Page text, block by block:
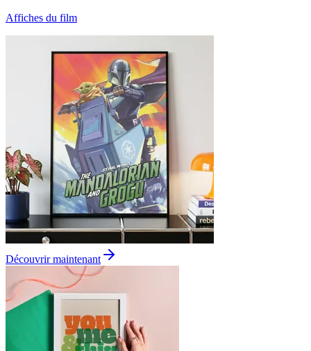
Affiches du film
Découvrir maintenant